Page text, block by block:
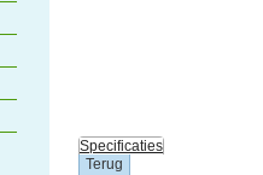
Specificaties